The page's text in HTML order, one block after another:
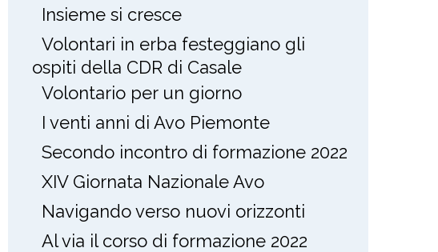
Insieme si cresce
Volontari in erba festeggiano gli
ospiti della CDR di Casale
Volontario per un giorno
I venti anni di Avo Piemonte
Secondo incontro di formazione 2022
XIV Giornata Nazionale Avo
Navigando verso nuovi orizzonti
Al via il corso di formazione 2022